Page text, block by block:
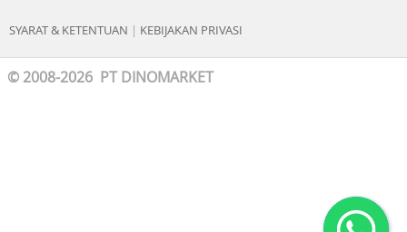
SYARAT & KETENTUAN | KEBIJAKAN PRIVASI
© 2008-2026 PT DINOMARKET